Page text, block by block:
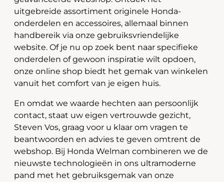
uitgebreide assortiment originele Honda-
onderdelen en accessoires, allemaal binnen
handbereik via onze gebruiksvriendelijke
website. Of je nu op zoek bent naar specifieke
onderdelen of gewoon inspiratie wilt opdoen,
onze online shop biedt het gemak van winkelen
vanuit het comfort van je eigen huis.
En omdat we waarde hechten aan persoonlijk
contact, staat uw eigen vertrouwde gezicht,
Steven Vos, graag voor u klaar om vragen te
beantwoorden en advies te geven omtrent de
webshop. Bij Honda Welman combineren we de
nieuwste technologieën in ons ultramoderne
pand met het gebruiksgemak van onze